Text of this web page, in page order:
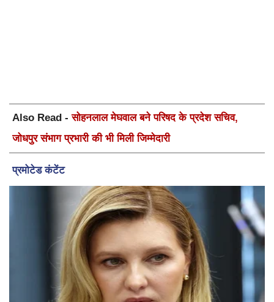
Also Read -सोहनलाल मेघवाल बने परिषद के प्रदेश सचिव,
जोधपुर संभाग प्रभारी की भी मिली जिम्मेदारी